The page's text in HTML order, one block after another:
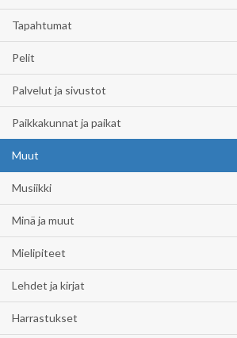
Tapahtumat
Pelit
Palvelut ja sivustot
Paikkakunnat ja paikat
Muut
Musiikki
Minä ja muut
Mielipiteet
Lehdet ja kirjat
Harrastukset